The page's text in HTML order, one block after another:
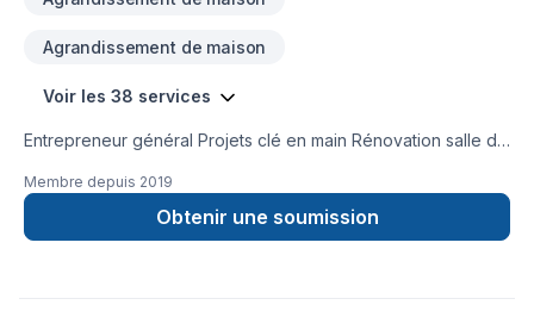
Agrandissement de maison
Voir les 38 services
Entrepreneur général Projets clé en main Rénovation salle de
et une en Estrie pour mieux vous servir
Membre depuis 2019
Obtenir une soumission